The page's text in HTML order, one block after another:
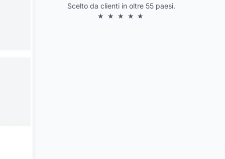
Scelto da clienti in oltre 55 paesi.
★ ★ ★ ★ ★